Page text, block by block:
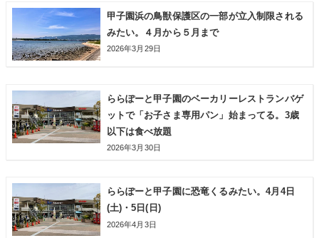
甲子園浜の鳥獣保護区の一部が立入制限される
みたい。４月から５月まで
2026年3月29日
ららぽーと甲子園のベーカリーレストランバゲ
ットで「お子さま専用パン」始まってる。3歳
以下は食べ放題
2026年3月30日
ららぽーと甲子園に恐竜くるみたい。4月4日
(土)・5日(日)
2026年4月3日